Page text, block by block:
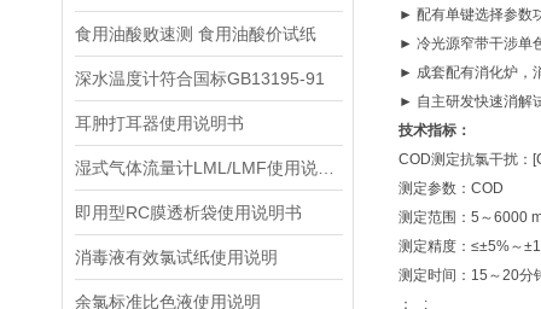
食用油酸败速测 食用油酸价试纸
深水温度计符合国标GB13195-91
耳肿打耳器使用说明书
即用型RC膜透析袋使用说明书
消毒液有效氯试纸使用说明
余氯标准比色液使用说明
► 配有单键选择参数
► 冷光源窄带干涉单
► 成套配有消化炉，
► 自主研发快速消解
技术指标：
COD测定抗氯干扰：
测定参数：COD
测定范围：5～6000
测定精度：≤±5%～
测定时间：15～20分
： :